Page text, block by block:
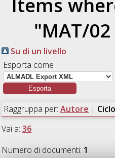
"MAT/
Su di un livello
Esporta come
Raggruppa per: Autore | Ciclo
Vai a:36
Numero di documenti: 1.